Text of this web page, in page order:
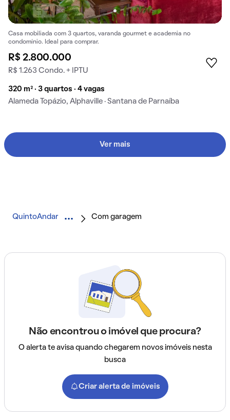
Casa mobiliada com 3 quartos, varanda gourmet e academia no
condomínio. Ideal para comprar.
R$ 2.800.000
R$ 1.263 Condo. + IPTU
320 m² · 3 quartos · 4 vagas
Alameda Topázio, Alphaville · Santana de Parnaíba
Ver mais
QuintoAndar Com garagem
Não encontrou o imóvel que procura?
O alerta te avisa quando chegarem novos imóveis nesta
busca
Criar alerta de imóveis